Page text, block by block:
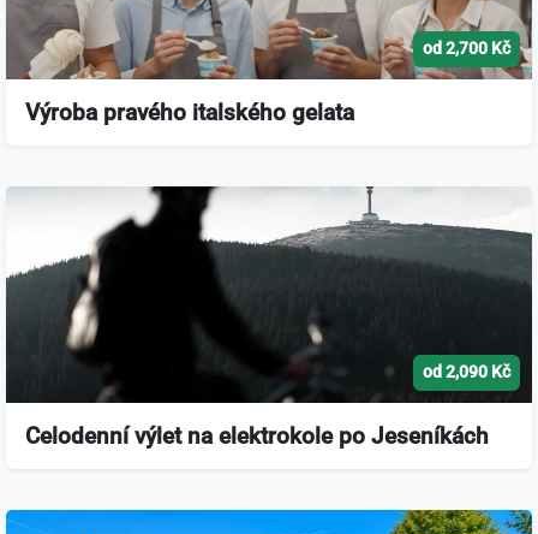
od 2,700 Kč
Výroba pravého italského gelata
od 2,090 Kč
Celodenní výlet na elektrokole po Jeseníkách